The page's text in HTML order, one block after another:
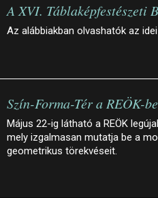
A XVI. Táblaképfestészeti
Az alábbiakban olvashatók az
Szín-Forma-Tér a REÖK-
Május 22-ig látható a REÖK
mely izgalmasan mutatja be a
geometrikus törekvéseit.